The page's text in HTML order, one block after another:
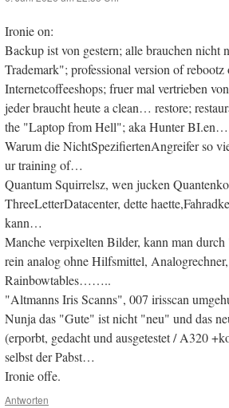
Ironie on:
Backup ist von gestern; alle brauchen nicht
Trademark"; professional version of rebootz
Internetcoffeeshops; fruer mal vertrieben
jeder braucht heute a clean… restore;
the "Laptop from Hell"; aka Hunter BI.en…
Warum die NichtSpezifiertenAngreifer so
ur training of…
Quantum Squirrelsz, wen jucken
ThreeLetterDatacenter, dette
kann…
Manche verpixelten Bilder, kann man
rein analog ohne Hilfsmittel,
Rainbowtables……..
"Altmanns Iris Scanns", 007 irisscan
Nunja das "Gute" ist nicht "neu" und das
(erporbt, gedacht und ausgetestet / A320
selbst der Pabst…
Ironie offe.
Antworten